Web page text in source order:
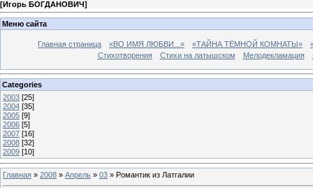
[Игорь БОГДАНОВИЧ]
Меню сайта
Главная страница «ВО ИМЯ ЛЮБВИ...» «ТАЙНА ТЁМНОЙ КОМНАТЫ»
Стихотворения
Стихи на латышском Мелодекламация
Categories
2003 [25]
2004 [35]
2005 [9]
2006 [5]
2007 [16]
2008 [32]
2009 [10]
Главная » 2008 » Апрель » 03 » Романтик из Латгалии